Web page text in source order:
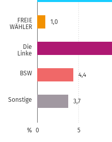
FREIE
WÄHLER
Die
Linke
BSW
Sonstige
0 5
%
1,0
4,4
3,7